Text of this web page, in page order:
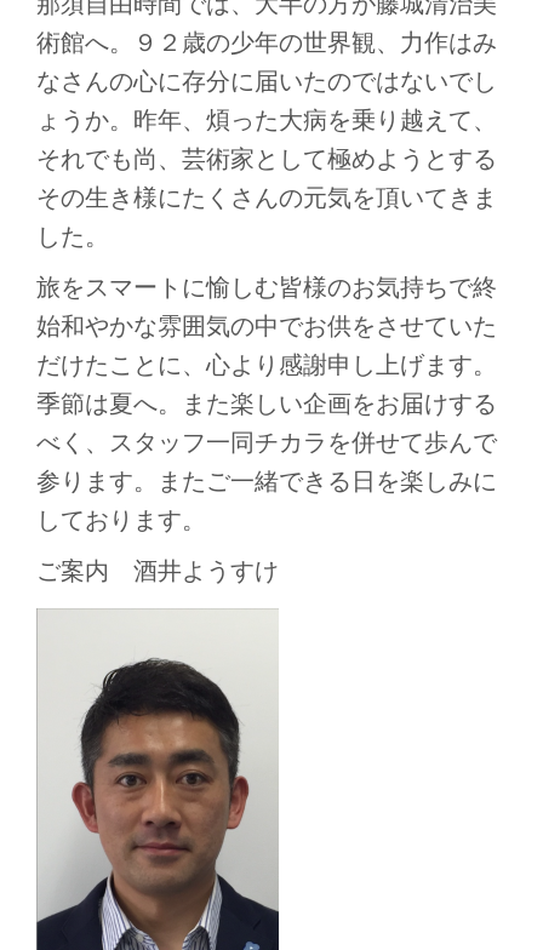
術館へ。９２歳の少年の世界観、力作はみ
なさんの心に存分に届いたのではないでし
ょうか。昨年、煩った大病を乗り越えて、
それでも尚、芸術家として極めようとする
その生き様にたくさんの元気を頂いてきま
した。
旅をスマートに愉しむ皆様のお気持ちで終
始和やかな雰囲気の中でお供をさせていた
だけたことに、心より感謝申し上げます。
季節は夏へ。また楽しい企画をお届けする
べく、スタッフ一同チカラを併せて歩んで
参ります。またご一緒できる日を楽しみに
しております。
ご案内 酒井ようすけ